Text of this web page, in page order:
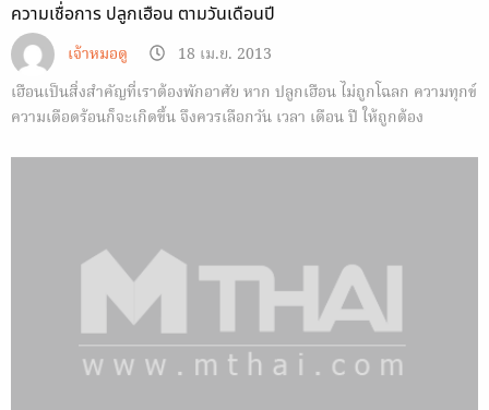
ความเชื่อการ ปลูกเฮือน ตามวันเดือนปี
เจ้าหมอดู
18 เม.ย. 2013
เฮือนเป็นสิ่งสำคัญที่เราต้องพักอาศัย หาก ปลูกเฮือน ไม่ถูกโฉลก ความทุกข์
ความเดือดร้อนก็จะเกิดขึ้น จึงควรเลือกวัน เวลา เดือน ปี ให้ถูกต้อง